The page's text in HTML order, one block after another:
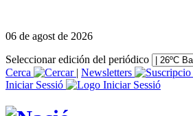
06 de agost de 2026
Seleccionar edición del periódico
Cerca
| Newsletters
Iniciar Sessió